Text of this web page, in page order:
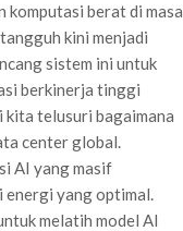
berat di masa
kini menjadi
sistem ini untuk
berkinerja tinggi
kita telusuri bagaimana
center global.
AI yang masif
energi yang optimal.
melatih model AI